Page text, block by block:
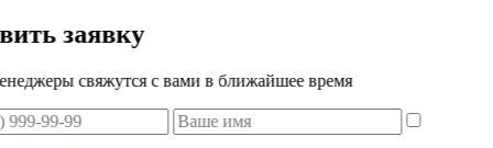
заявку
свяжутся с вами в ближайшее время